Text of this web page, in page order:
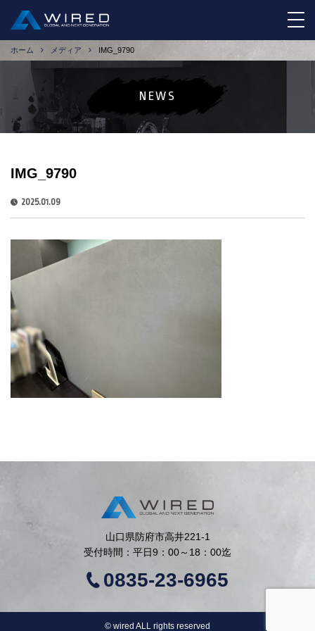
ホーム メディア IMG_9790
NEWS
IMG_9790
2025.01.09
山口県防府市高井221-1
受付時間：平日9：00～18：00迄
0835-23-6965
©︎ wired ALL rights reserved